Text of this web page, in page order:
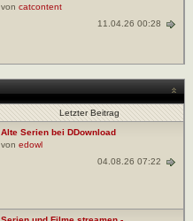
von catcontent
11.04.26 00:28
Letzter Beitrag
Alte Serien bei DDownload
von edowl
04.08.26 07:22